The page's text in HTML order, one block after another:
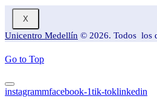
X
Unicentro Medellín © 2026. Todos los
Go to Top
instagrammfacebook-1tik-toklinkedin